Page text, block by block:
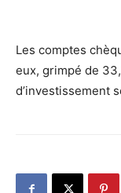
Les comptes
eux, grimpé de
d’investissement